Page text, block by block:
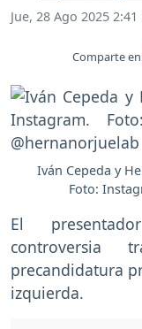
Jue, 28 Ago 2025
Comparte
Iván Cepeda y
Foto:
El
controversia
precandidatura
izquierda.